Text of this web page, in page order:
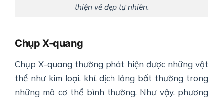
thiện vẻ đẹp tự nhiên.
Chụp X-quang
Chụp X-quang thường phát hiện được những vật
thể như kim loại, khí, dịch lỏng bất thường trong
những mô cơ thể bình thường. Như vậy, phương